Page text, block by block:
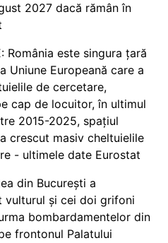
2027 dacă rămân în
România este singura țară
Uniune Europeană care a
de cercetare,
cap de locuitor, în ultimul
2015-2025, spațiul
crescut masiv cheltuielile
- ultimele date Eurostat
din București a
vulturul și cei doi grifoni
bombardamentelor din
frontonul Palatului